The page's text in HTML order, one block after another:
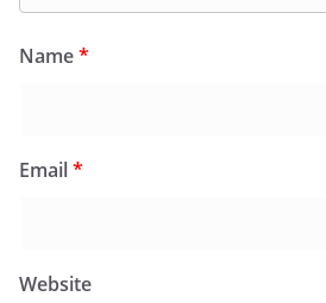
Name*
Email*
Website